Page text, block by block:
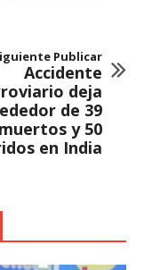
Publicar
Accidente
deja
de 39
muertos y 50
en India